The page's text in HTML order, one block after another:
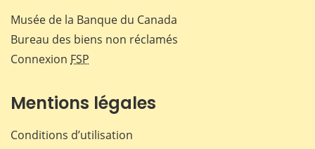
Musée de la Banque du Canada
Bureau des biens non réclamés
Connexion FSP
Mentions légales
Conditions d’utilisation